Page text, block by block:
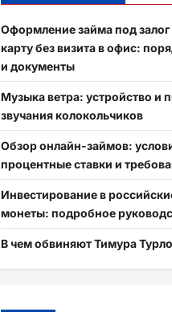
Оформление займа под
карту без визита в офис:
и документы
Музыка ветра: устройство и
звучания колокольчиков
Обзор онлайн-займов:
процентные ставки и
Инвестирование в
монеты: подробное
В чем обвиняют Тимура